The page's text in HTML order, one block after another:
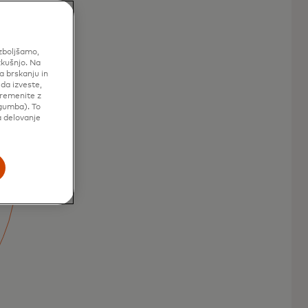
Na
brskanju in
izveste,
z
To
delovanje